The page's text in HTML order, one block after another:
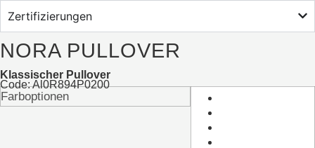
Zertifizierungen
NORA PULLOVER
Klassischer Pullover
Code: Al0R894P0200
Farboptionen